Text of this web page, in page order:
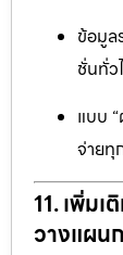
ข้อมูล
ชั่นทั่ว
แบบ
จ่ายทุ
11. เพิ่ม
วางแผน